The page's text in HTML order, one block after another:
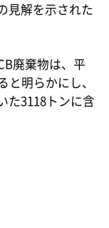
見解を示された
廃棄物は、平
明らかにし、
た3118トンに含